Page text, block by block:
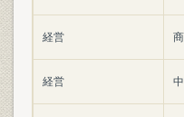
経営
経営